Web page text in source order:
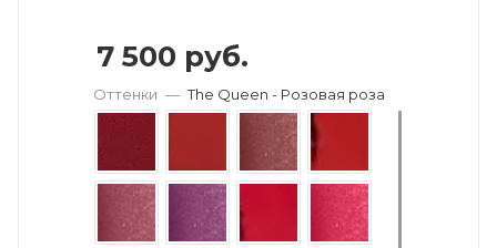
7 500 руб.
Оттенки — The Queen - Розовая роза